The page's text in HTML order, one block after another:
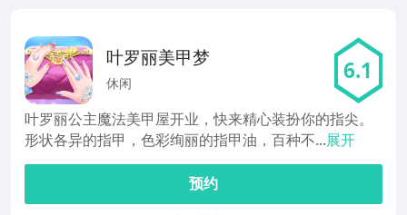
叶罗丽美甲梦
休闲 6.1
叶罗丽公主魔法美甲屋开业，快来精心装扮你的指尖。
形状各异的指甲，色彩绚丽的指甲油，百种不...展开
预约